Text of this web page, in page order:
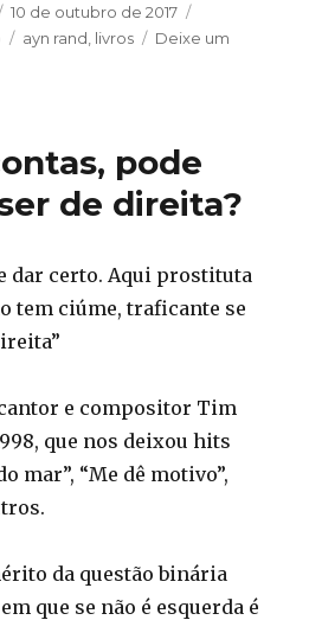
Publicado
em
10 de outubro de 2017
Tags
ayn rand livros
Deixe um
pode
de direita?
dar certo. Aqui prostituta
tem ciúme, traficante se
e compositor Tim
que nos deixou hits
mar”, “Me dê motivo”,
da questão binária
que se não é esquerda é